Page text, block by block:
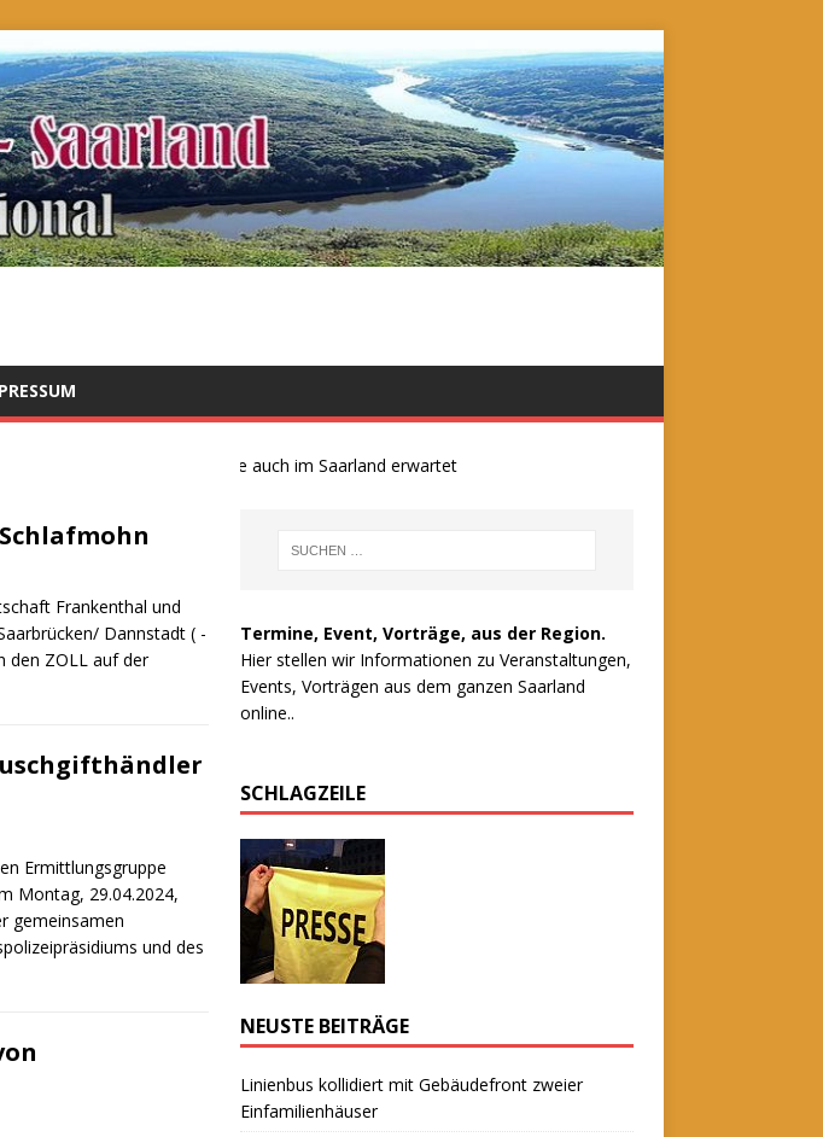
Frankenthal und
Dannstadt ( -
den ZOLL auf der
Ermittlungsgruppe
Montag, 29.04.2024,
gemeinsamen
und des
Bauernproteste auch im Saarland erwartet
Termine, Event, Vorträge, aus der Region.
Hier stellen wir Informationen zu Veranstaltungen,
Events, Vorträgen aus dem ganzen Saarland
online..
SCHLAGZEILE
NEUSTE BEITRÄGE
Linienbus kollidiert mit Gebäudefront zweier
Einfamilienhäuser